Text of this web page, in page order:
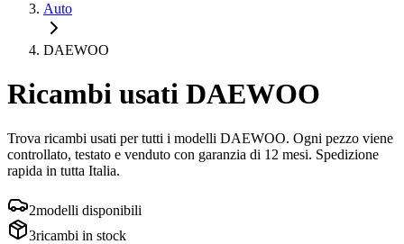
Auto
DAEWOO
Ricambi usati DAEWOO
Trova ricambi usati per tutti i modelli DAEWOO. Ogni pezzo viene
controllato, testato e venduto con garanzia di 12 mesi. Spedizione
rapida in tutta Italia.
2modelli disponibili
3ricambi in stock